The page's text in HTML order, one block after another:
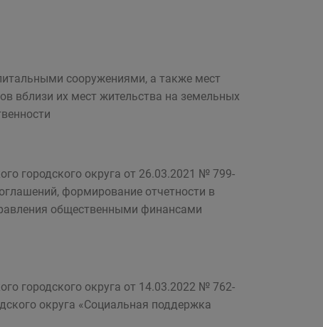
сооружениями, а также мест
вблизи их мест жительства на земельных
городского округа от 26.03.2021 № 799-
формирование отчетности в
общественными финансами
городского округа от 14.03.2022 № 762-
округа «Социальная поддержка